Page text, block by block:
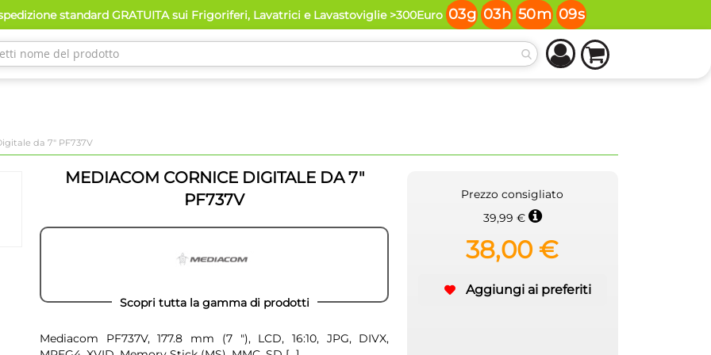
standard GRATUITA sui Frigoriferi, Lavatrici e Lavastoviglie >300Euro 03g 03 h 50m 08s
da 7" PF737V
MEDIACOM CORNICE DIGITALE DA 7"
PF737V
Scopri tutta la gamma di prodotti
Mediacom PF737V, 177.8 mm (7 "), LCD, 16:10, JPG, DIVX,
Prezzo consigliato
39,99 €
38,00 €
Aggiungi ai preferiti